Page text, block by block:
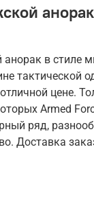
анорак в стиле
тактической
цене.
Armed
ряд,
Доставка